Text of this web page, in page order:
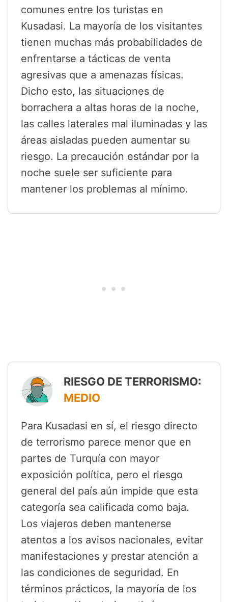
comunes entre los turistas en
Kusadasi. La mayoría de los visitantes
tienen muchas más probabilidades de
enfrentarse a tácticas de venta
agresivas que a amenazas físicas.
Dicho esto, las situaciones de
borrachera a altas horas de la noche,
las calles laterales mal iluminadas y las
áreas aisladas pueden aumentar su
riesgo. La precaución estándar por la
noche suele ser suficiente para
mantener los problemas al mínimo.
RIESGO DE TERRORISMO:
MEDIO
Para Kusadasi en sí, el riesgo directo
de terrorismo parece menor que en
partes de Turquía con mayor
exposición política, pero el riesgo
general del país aún impide que esta
categoría sea calificada como baja.
Los viajeros deben mantenerse
atentos a los avisos nacionales, evitar
manifestaciones y prestar atención a
las condiciones de seguridad. En
términos prácticos, la mayoría de los